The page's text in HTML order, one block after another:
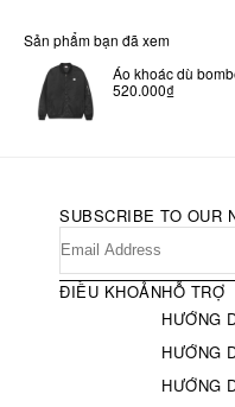
Sản phẩm bạn đã xem
Áo khoác dù
520.000₫
SUBSCRIBE TO OUR
ĐIỀU KHOẢNHỖ TRỢ
HƯỚNG
HƯỚNG
HƯỚNG